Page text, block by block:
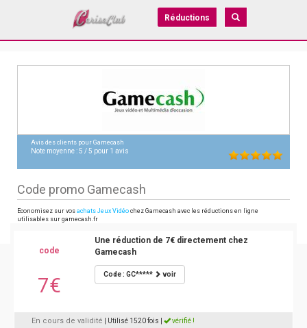
Réductions
Avis des clients pour Gamecash
Note moyenne :5 /5 pour 1 avis
Code promo Gamecash
Economisez sur vos achats Jeux Vidéo chez Gamecash avec les réductions en ligne
utilisables sur gamecash.fr
code
7€
Une réduction de 7€ directement chez
Gamecash
Code : GC***** voir
En cours de validité | Utilisé 1520 fois vérifié !